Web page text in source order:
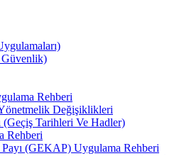
Rehberi
Değişiklikleri
(Geçiş Tarihleri Ve Hadler)
Rehberi
Payı (GEKAP) Uygulama Rehberi